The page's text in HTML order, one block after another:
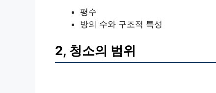
평수
방의 수와 구조적 특성
2, 청소의 범위